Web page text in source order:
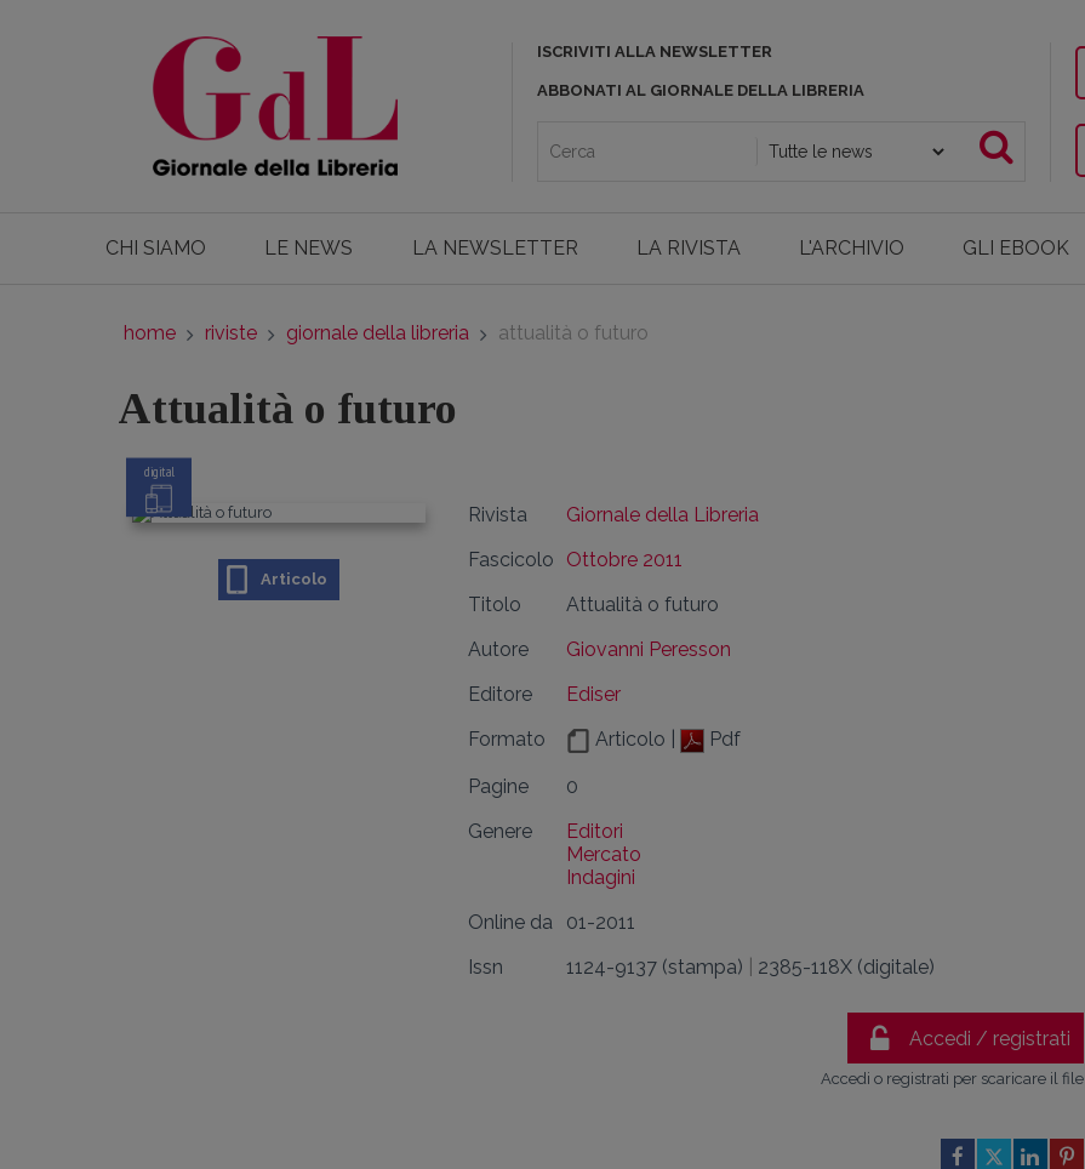
ISCRIVITI ALLA NEWSLETTER
ABBONATI AL GIORNALE DELLA LIBRERIA
CHI SIAMO LE NEWS LA NEWSLETTER LA RIVISTA L'ARCHIVIO GLI EBOOK
home riviste giornale della libreria attualità o futuro
Attualità o futuro
digital
Articolo
Rivista
Giornale della Libreria
Fascicolo
Ottobre 2011
Titolo
Attualità o futuro
Autore
Giovanni Peresson
Editore
Ediser
Formato
Articolo | Pdf
Pagine
0
Genere
Editori
Mercato
Indagini
Online da
01-2011
Issn
1124-9137 (stampa) 2385-118X (digitale)
Accedi / registrati
Accedi o registrati per scaricare il file